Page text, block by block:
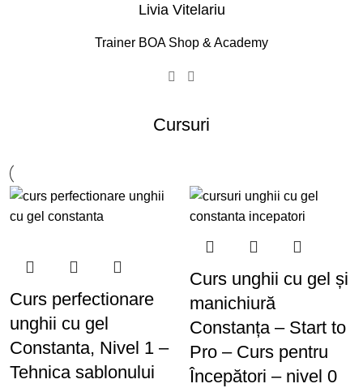
Livia Vitelariu
Trainer BOA Shop & Academy
Cursuri
Curs perfectionare
unghii cu gel
Constanta, Nivel 1 –
Tehnica sablonului
Curs unghii cu gel și
manichiură
Constanța – Start to
Pro – Curs pentru
Începători – nivel 0